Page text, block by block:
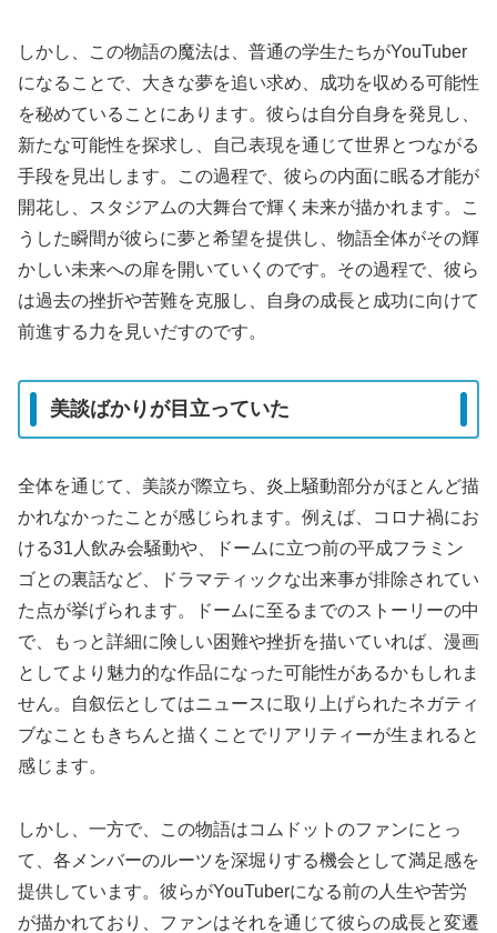
しかし、この物語の魔法は、普通の学生たちがYouTuber
になることで、大きな夢を追い求め、成功を収める可能性
を秘めていることにあります。彼らは自分自身を発見し、
新たな可能性を探求し、自己表現を通じて世界とつながる
手段を見出します。この過程で、彼らの内面に眠る才能が
開花し、スタジアムの大舞台で輝く未来が描かれます。こ
うした瞬間が彼らに夢と希望を提供し、物語全体がその輝
かしい未来への扉を開いていくのです。その過程で、彼ら
は過去の挫折や苦難を克服し、自身の成長と成功に向けて
前進する力を見いだすのです。
美談ばかりが目立っていた
全体を通じて、美談が際立ち、炎上騒動部分がほとんど描
かれなかったことが感じられます。例えば、コロナ禍にお
ける31人飲み会騒動や、ドームに立つ前の平成フラミン
ゴとの裏話など、ドラマティックな出来事が排除されてい
た点が挙げられます。ドームに至るまでのストーリーの中
で、もっと詳細に険しい困難や挫折を描いていれば、漫画
としてより魅力的な作品になった可能性があるかもしれま
せん。自叙伝としてはニュースに取り上げられたネガティ
ブなこともきちんと描くことでリアリティーが生まれると
感じます。
しかし、一方で、この物語はコムドットのファンにとっ
て、各メンバーのルーツを深堀りする機会として満足感を
提供しています。彼らがYouTuberになる前の人生や苦労
が描かれており、ファンはそれを通じて彼らの成長と変遷